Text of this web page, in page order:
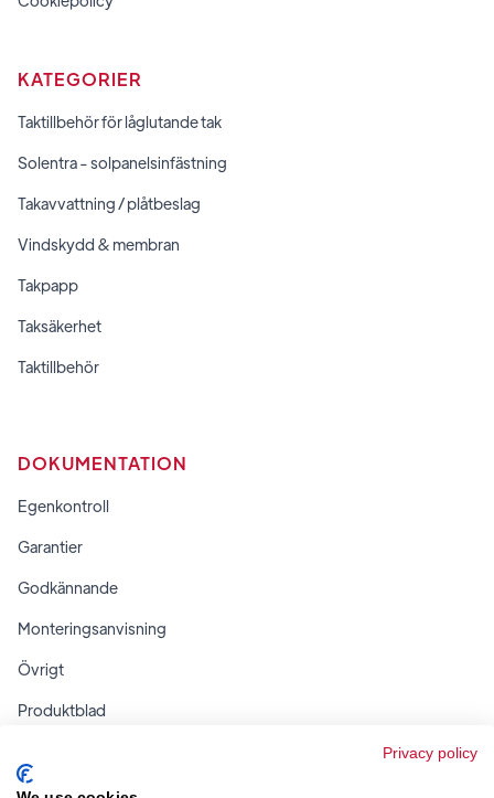
KATEGORIER
Taktillbehör för låglutande tak
Solentra - solpanelsinfästning
Takavvattning / plåtbeslag
Vindskydd & membran
Takpapp
Taksäkerhet
Taktillbehör
DOKUMENTATION
Egenkontroll
Garantier
Godkännande
Monteringsanvisning
Övrigt
Produktblad
Privacy policy